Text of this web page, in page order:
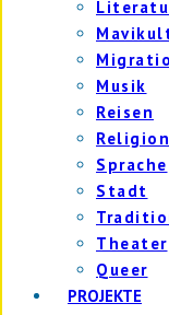
Musik
Reisen
Religion
Sprache
Stadt
Theater
Queer
PROJEKTE